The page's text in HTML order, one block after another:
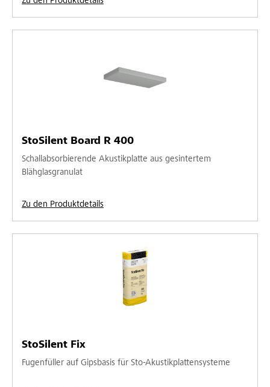
StoSilent Board R 400
Schallabsorbierende Akustikplatte aus gesintertem
Blähglasgranulat
Zu den Produktdetails
StoSilent Fix
Fugenfüller auf Gipsbasis für Sto-Akustikplattensysteme